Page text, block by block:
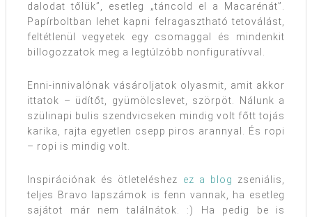
dalodat tőlük”, esetleg „táncold el a Macarénát”.
Papírboltban lehet kapni felragasztható tetoválást,
feltétlenül vegyetek egy csomaggal és mindenkit
billogozzatok meg a legtúlzóbb nonfiguratívval.
Enni-innivalónak vásároljatok olyasmit, amit akkor
ittatok – üdítőt, gyümölcslevet, szörpöt. Nálunk a
szülinapi bulis szendvicseken mindig volt főtt tojás
karika, rajta egyetlen csepp piros arannyal. És ropi
– ropi is mindig volt.
Inspirációnak és ötleteléshez ez a blog
zseniális,
teljes Bravo lapszámok is fenn vannak, ha esetleg
sajátot már nem találnátok. :) Ha pedig be is